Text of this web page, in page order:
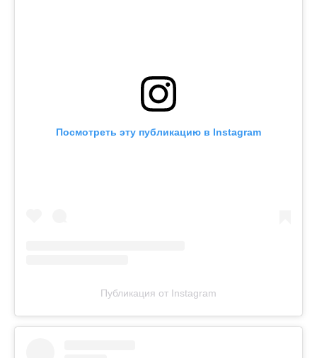
Посмотреть эту публикацию в Instagram
Публикация от Instagram